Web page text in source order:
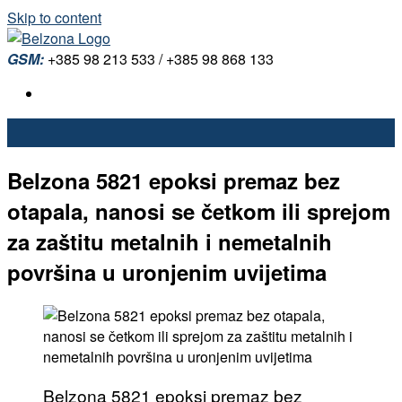
Skip to content
GSM: +385 98 213 533 / +385 98 868 133
Belzona 5821 epoksi premaz bez
otapala, nanosi se četkom ili sprejom
za zaštitu metalnih i nemetalnih
površina u uronjenim uvijetima
Belzona 5821 epoksi premaz bez